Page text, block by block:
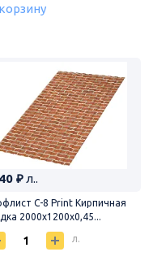
₽ л..
С-8 Print Кирпичная
2000х1200х0,45...
л.